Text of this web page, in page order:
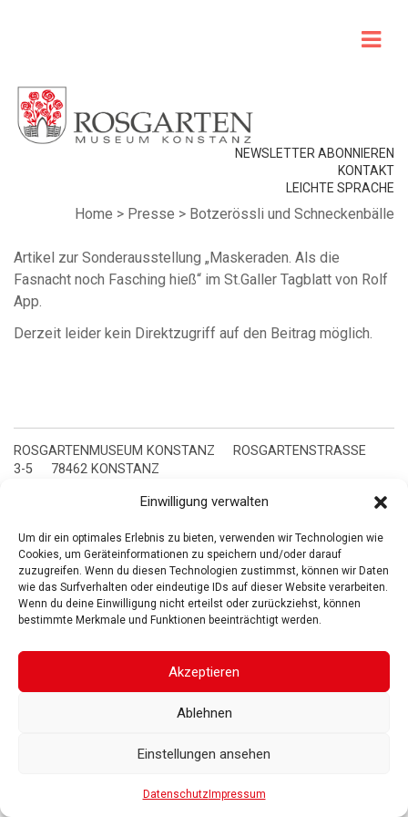
Einwilligung verwalten
Um dir ein optimales Erlebnis zu bieten, verwenden wir Technologien wie
Cookies, um Geräteinformationen zu speichern und/oder darauf
zuzugreifen. Wenn du diesen Technologien zustimmst, können wir Daten
wie das Surfverhalten oder eindeutige IDs auf dieser Website verarbeiten.
Wenn du deine Einwilligung nicht erteilst oder zurückziehst, können
bestimmte Merkmale und Funktionen beeinträchtigt werden.
Akzeptieren
Ablehnen
Einstellungen ansehen
DatenschutzImpressum
NEWSLETTER ABONNIEREN
KONTAKT
LEICHTE SPRACHE
Home > Presse > Botzerössli und Schneckenbälle
Artikel zur Sonderausstellung „Maskeraden. Als die
Fasnacht noch Fasching hieß“ im St.Galler Tagblatt von Rolf
App.
Derzeit leider kein Direktzugriff auf den Beitrag möglich.
ROSGARTENMUSEUM KONSTANZ
ROSGARTENSTRASSE
3-5
78462 KONSTANZ
DATENSCHUTZ BARRIEREFREIHEIT